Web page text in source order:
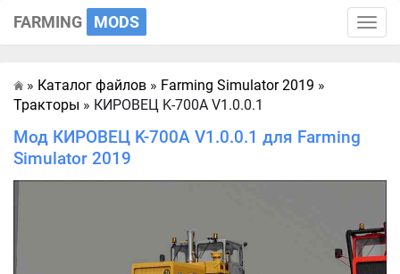
Toggle
FARMING MODS
Главная
» Каталог файлов » Farming Simulator 2019 »
Тракторы » КИРОВЕЦ K-700A V1.0.0.1
Мод КИРОВЕЦ K-700A V1.0.0.1 для Farming
Simulator 2019